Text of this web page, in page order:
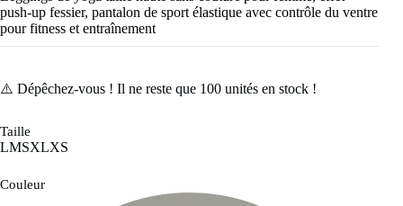
push-up fessier, pantalon de sport élastique avec contrôle du ventre
pour fitness et entraînement
⚠️ Dépêchez-vous ! Il ne reste que 100 unités en stock !
Taille
LMSXLXS
Couleur